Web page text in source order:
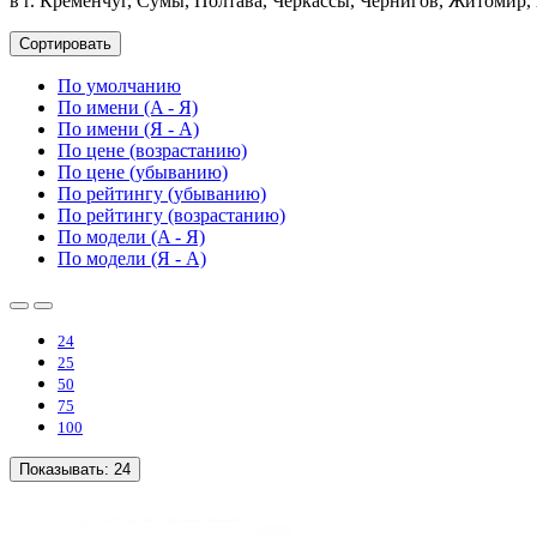
Сортировать
По умолчанию
По имени (A - Я)
По имени (Я - A)
По цене (возрастанию)
По цене (убыванию)
По рейтингу (убыванию)
По рейтингу (возрастанию)
По модели (A - Я)
По модели (Я - A)
24
25
50
75
100
Показывать: 24